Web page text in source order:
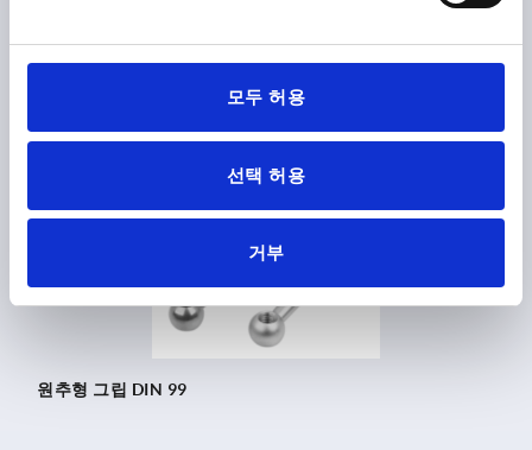
모두 허용
선택 허용
거부
시작하여₩71,960
원추형 그립 DIN 99